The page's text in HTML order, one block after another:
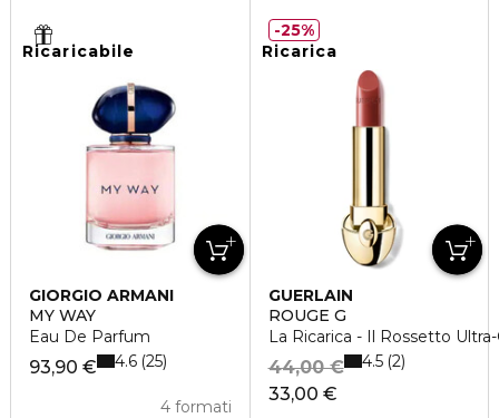
Ricaricabile
GIORGIO ARMANI
MY WAY
Eau De Parfum
93,90 €
4 formati
4.6 25
Ricarica
GUERLAIN
ROUGE G
La Ricarica - Il Rossetto
33,00 €
44,00 € 4.5 2
25%